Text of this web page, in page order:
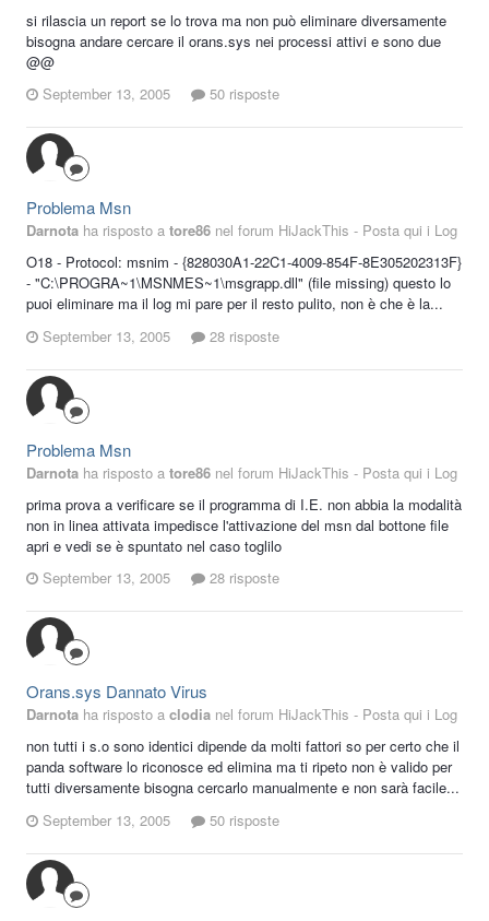
si rilascia un report se lo trova ma non può eliminare diversamente
bisogna andare cercare il orans.sys nei processi attivi e sono due
@@
September 13, 2005
50 risposte
Problema Msn
Darnota ha risposto a tore86 nel forum HiJackThis - Posta qui i Log
O18 - Protocol: msnim - {828030A1-22C1-4009-854F-8E305202313F}
- "C:\PROGRA~1\MSNMES~1\msgrapp.dll" (file missing) questo lo
puoi eliminare ma il log mi pare per il resto pulito, non è che è la...
September 13, 2005
28 risposte
Problema Msn
Darnota ha risposto a tore86 nel forum HiJackThis - Posta qui i Log
prima prova a verificare se il programma di I.E. non abbia la modalità
non in linea attivata impedisce l'attivazione del msn dal bottone file
apri e vedi se è spuntato nel caso toglilo
September 13, 2005
28 risposte
Orans.sys Dannato Virus
Darnota ha risposto a clodia nel forum HiJackThis - Posta qui i Log
non tutti i s.o sono identici dipende da molti fattori so per certo che il
panda software lo riconosce ed elimina ma ti ripeto non è valido per
tutti diversamente bisogna cercarlo manualmente e non sarà facile...
September 13, 2005
50 risposte